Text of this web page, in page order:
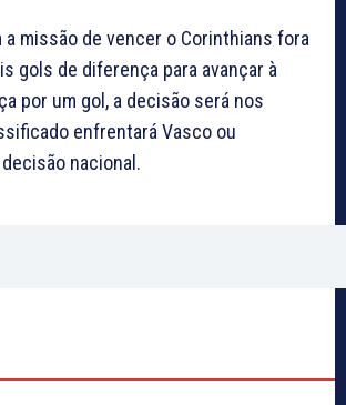
a missão de vencer o Corinthians fora
gols de diferença para avançar à
por um gol, a decisão será nos
enfrentará Vasco ou
nacional.